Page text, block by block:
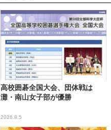
高校囲碁全国大会、団体戦は
灘・南山女子部が優勝
2026.8.5